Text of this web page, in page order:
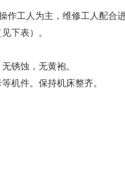
作工人为主，维修工人配合进
下表）。
锈蚀，无黄袍。
机件。保持机床整齐。